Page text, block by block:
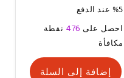
5% عند الدفع
السعر
العادي
احصل على 476 نقطة
مكافأة
إضافة إلى السلة